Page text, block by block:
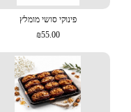
פינוקי סושי מומלץ
₪55.00